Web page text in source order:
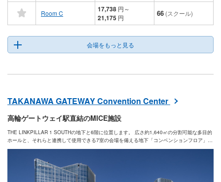
Room C 17,738 円～
21,175 円 66 (スクール)
会場をもっと見る
TAKANAWA GATEWAY Convention Center
高輪ゲートウェイ駅直結のMICE施設
THE LINKPILLAR 1 SOUTHの地下と6階に位置します。 広さ約1,640㎡の分割可能な多目的
ホールと、それらと連携して使用できる7室の会場を備える地下「コンベンションフロア」、
最大10室の大小さまざまなサイズの会場を備える6階「カンファレンスフロア」からなる利便